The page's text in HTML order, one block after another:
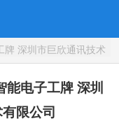
深圳市巨欣通讯技术
能电子工牌 深圳
限公司